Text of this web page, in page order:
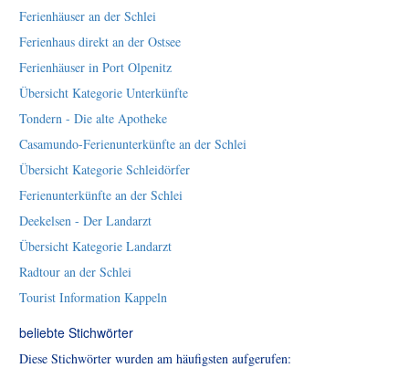
Ferienhäuser an der Schlei
Ferienhaus direkt an der Ostsee
Ferienhäuser in Port Olpenitz
Übersicht Kategorie Unterkünfte
Tondern - Die alte Apotheke
Casamundo-Ferienunterkünfte an der Schlei
Übersicht Kategorie Schleidörfer
Ferienunterkünfte an der Schlei
Deekelsen - Der Landarzt
Übersicht Kategorie Landarzt
Radtour an der Schlei
Tourist Information Kappeln
beliebte Stichwörter
Diese Stichwörter wurden am häufigsten aufgerufen: